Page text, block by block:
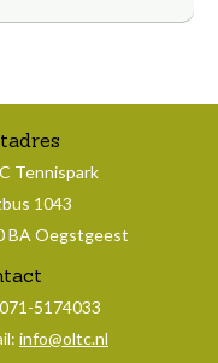
Tennispark
1043
BA Oegstgeest
5174033
info@oltc.nl